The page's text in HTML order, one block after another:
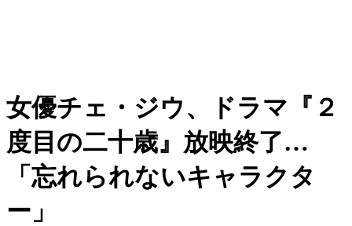
女優チェ・ジウ、ドラマ『２
度目の二十歳』放映終了…
「忘れられないキャラクタ
ー」